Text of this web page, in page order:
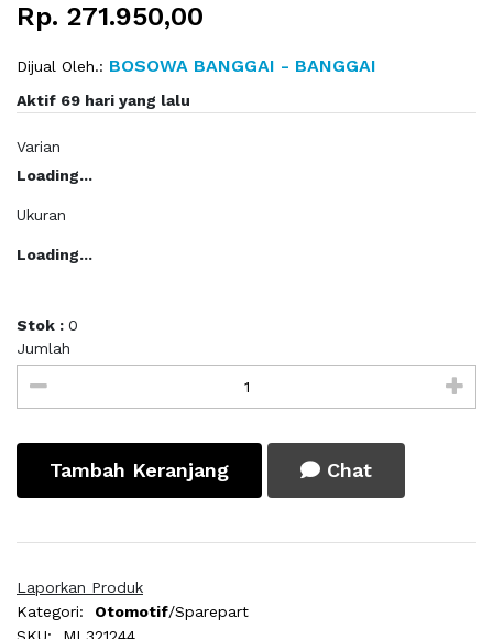
Rp. 271.950,00
Dijual Oleh.: BOSOWA BANGGAI - BANGGAI
Aktif 69 hari yang lalu
Varian
Loading...
Ukuran
Loading...
Stok : 0
Jumlah
Tambah Keranjang Chat
Laporkan Produk
Kategori:
Otomotif/Sparepart